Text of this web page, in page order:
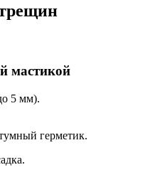
мастикой
5 мм).
герметик.